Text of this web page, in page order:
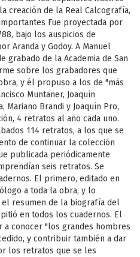
creación de la Real Calcografía,
Fue proyectada por
bajo los auspicios de
Aranda y Godoy. A Manuel
grabado de la Academia de San
sobre los grabadores que
y él propuso a los de "más
Muntaner, Joaquín
Mariano Brandi y Joaquín Pro,
4 retratos al año cada uno.
114 retratos, a los que se
de continuar la colección
publicada periódicamente
seis retratos. Se
El primero, editado en
a toda la obra, y lo
resumen de la biografía del
en todos los cuadernos. El
a conocer "los grandes hombres
y contribuir también a dar
los retratos que se les